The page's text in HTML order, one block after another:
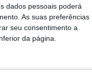
dados pessoais poderá
As suas preferências
seu consentimento a
da página.